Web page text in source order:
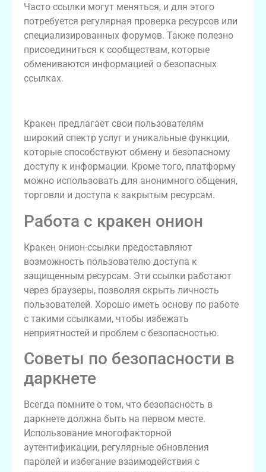
Часто ссылки могут меняться, и для этого
потребуется регулярная проверка ресурсов или
специализированных форумов. Также полезно
присоединиться к сообществам, которые
обмениваются информацией о безопасных
ссылках.
Кракен предлагает свои пользователям
широкий спектр услуг и уникальные функции,
которые способствуют обмену и безопасному
доступу к информации. Кроме того, платформу
можно использовать для анонимного общения,
торговли и доступа к закрытым ресурсам.
Работа с кракен онион
Кракен онион-ссылки предоставляют
возможность пользователю доступа к
защищенным ресурсам. Эти ссылки работают
через браузеры, позволяя скрыть личность
пользователей. Хорошо иметь основу по работе
с такими ссылками, чтобы избежать
неприятностей и проблем с безопасностью.
Советы по безопасности в
даркнете
Всегда помните о том, что безопасность в
даркнете должна быть на первом месте.
Использование многофакторной
аутентификации, регулярные обновления
паролей и избегание взаимодействия с